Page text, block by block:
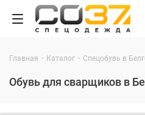
Главная - Каталог - Спецобувь в
Обувь для сварщиков в